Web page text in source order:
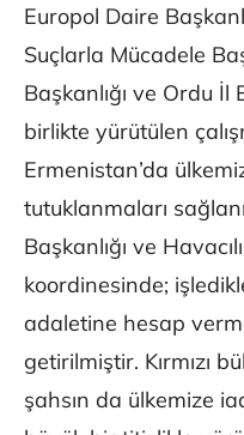
Europol Daire
Suçlarla Mücadele
Başkanlığı ve Ordu
birlikte yürütülen
Ermenistan’da
tutuklanmaları
Başkanlığı ve
koordinesinde;
adaletine hesap
getirilmiştir. Kırmızı
şahsın da ülkemize